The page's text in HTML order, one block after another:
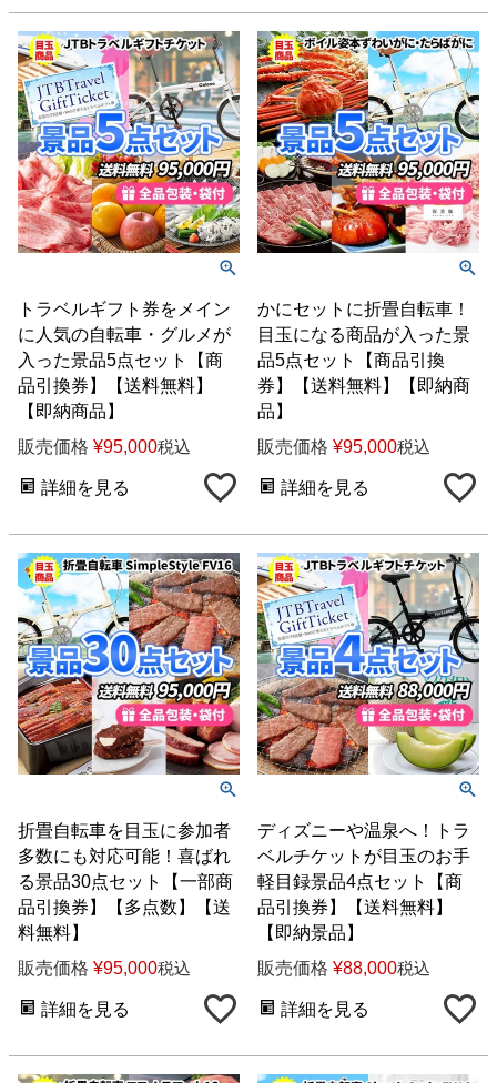
トラベルギフト券をメイン
に人気の自転車・グルメが
入った景品5点セット【商
品引換券】【送料無料】
【即納商品】
販売価格 ¥95,000税込
詳細を見る
かにセットに折畳自転車！
目玉になる商品が入った景
品5点セット【商品引換
券】【送料無料】【即納商
品】
販売価格 ¥95,000税込
詳細を見る
折畳自転車を目玉に参加者
多数にも対応可能！喜ばれ
る景品30点セット【一部商
品引換券】【多点数】【送
料無料】
販売価格 ¥95,000税込
詳細を見る
ディズニーや温泉へ！トラ
ベルチケットが目玉のお手
軽目録景品4点セット【商
品引換券】【送料無料】
【即納景品】
販売価格 ¥88,000税込
詳細を見る